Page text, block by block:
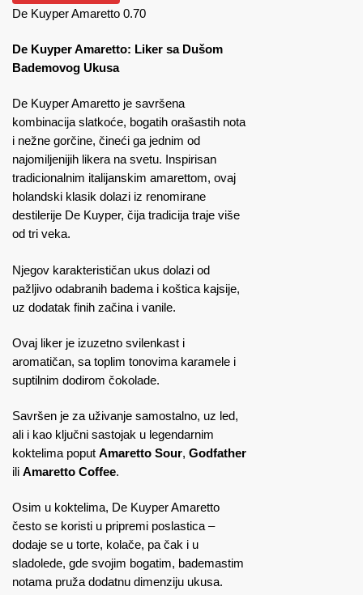
De Kuyper Amaretto 0.70
De Kuyper Amaretto: Liker sa Dušom
Bademovog Ukusa
De Kuyper Amaretto je savršena
kombinacija slatkoće, bogatih orašastih nota
i nežne gorčine, čineći ga jednim od
najomiljenijih likera na svetu. Inspirisan
tradicionalnim italijanskim amarettom, ovaj
holandski klasik dolazi iz renomirane
destilerije De Kuyper, čija tradicija traje više
od tri veka.
Njegov karakterističan ukus dolazi od
pažljivo odabranih badema i koštica kajsije,
uz dodatak finih začina i vanile.
Ovaj liker je izuzetno svilenkast i
aromatičan, sa toplim tonovima karamele i
suptilnim dodirom čokolade.
Savršen je za uživanje samostalno, uz led,
ali i kao ključni sastojak u legendarnim
koktelima poput Amaretto Sour, Godfather
ili Amaretto Coffee.
Osim u koktelima, De Kuyper Amaretto
često se koristi u pripremi poslastica –
dodaje se u torte, kolače, pa čak i u
sladolede, gde svojim bogatim, bademastim
notama pruža dodatnu dimenziju ukusa.